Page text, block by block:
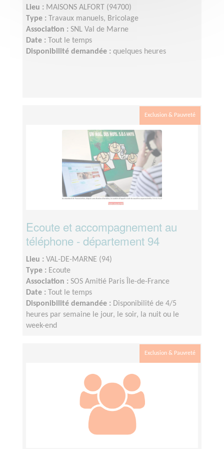
Lieu : MAISONS ALFORT (94700)
Type :
Travaux manuels, Bricolage
Association : SNL Val de Marne
Date :
Tout le temps
Disponibilité demandée : quelques heures
Exclusion & Pauvreté
Ecoute et accompagnement au
téléphone - département 94
Lieu : VAL-DE-MARNE (94)
Type : Ecoute
Association : SOS Amitié Paris Île-de-France
Date :
Tout le temps
Disponibilité demandée : Disponibilité de 4/5
heures par semaine le jour, le soir, la nuit ou le
week-end
Exclusion & Pauvreté